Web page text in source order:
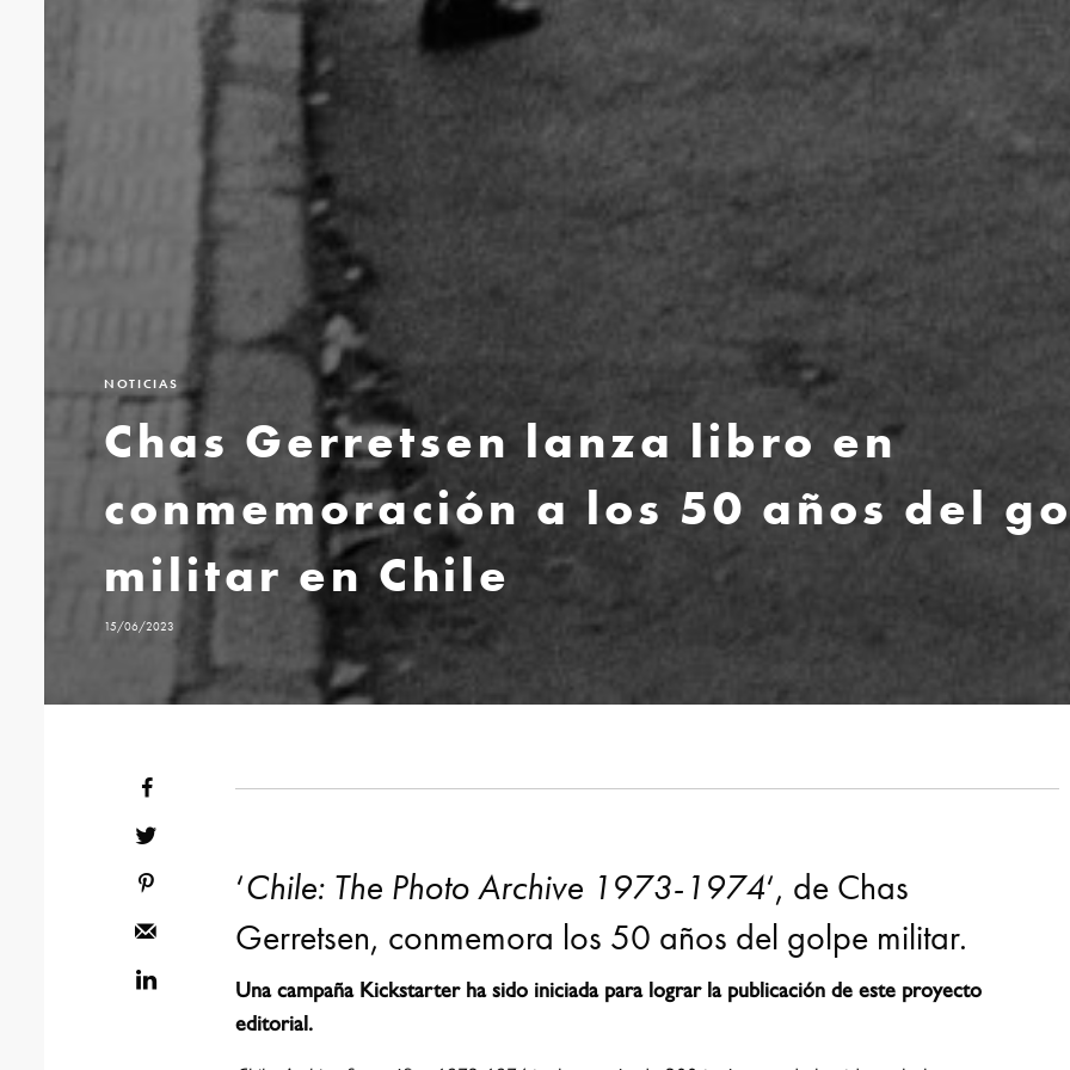
NOTICIAS
Chas Gerretsen lanza libro en
conmemoración a los 50 años del
militar en Chile
15/06/2023
‘Chile: The Photo Archive 1973-1974‘, de Chas
Gerretsen, conmemora los 50 años del golpe militar.
Una campaña Kickstarter ha sido iniciada para lograr la publicación de este proyecto
editorial.